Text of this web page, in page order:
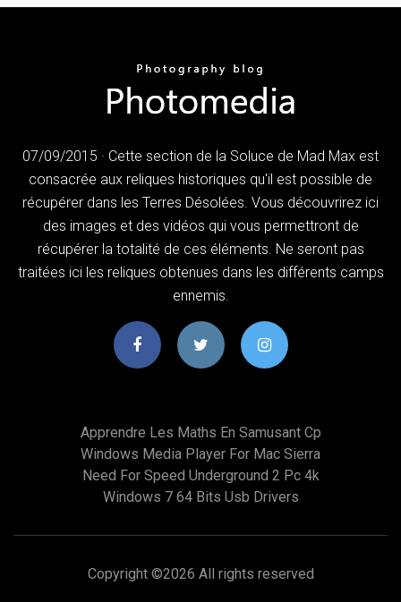
07/09/2015 · Cette section de la Soluce de Mad Max est
consacrée aux reliques historiques qu'il est possible de
récupérer dans les Terres Désolées. Vous découvrirez ici
des images et des vidéos qui vous permettront de
récupérer la totalité de ces éléments. Ne seront pas
traitées ici les reliques obtenues dans les différents camps
ennemis.
Apprendre Les Maths En Samusant Cp
Windows Media Player For Mac Sierra
Need For Speed Underground 2 Pc 4k
Windows 7 64 Bits Usb Drivers
Copyright ©2026 All rights reserved